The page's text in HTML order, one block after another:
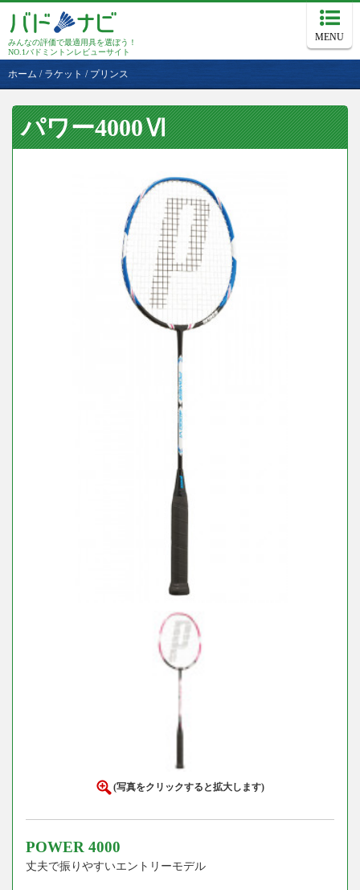
みんなの評価で最適用具を選ぼう！
NO.1バドミントンレビューサイト
MENU
ホーム / ラケット / プリンス
パワー4000Ⅵ
(写真をクリックすると拡大します)
POWER 4000
丈夫で振りやすいエントリーモデル